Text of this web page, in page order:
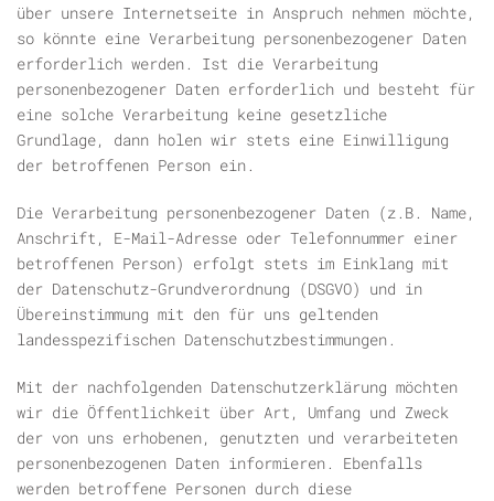
über unsere Internetseite in Anspruch nehmen möchte,
so könnte eine Verarbeitung personenbezogener Daten
erforderlich werden. Ist die Verarbeitung
personenbezogener Daten erforderlich und besteht für
eine solche Verarbeitung keine gesetzliche
Grundlage, dann holen wir stets eine Einwilligung
der betroffenen Person ein.
Die Verarbeitung personenbezogener Daten (z.B. Name,
Anschrift, E-Mail-Adresse oder Telefonnummer einer
betroffenen Person) erfolgt stets im Einklang mit
der Datenschutz-Grundverordnung (DSGVO) und in
Übereinstimmung mit den für uns geltenden
landesspezifischen Datenschutzbestimmungen.
Mit der nachfolgenden Datenschutzerklärung möchten
wir die Öffentlichkeit über Art, Umfang und Zweck
der von uns erhobenen, genutzten und verarbeiteten
personenbezogenen Daten informieren. Ebenfalls
werden betroffene Personen durch diese